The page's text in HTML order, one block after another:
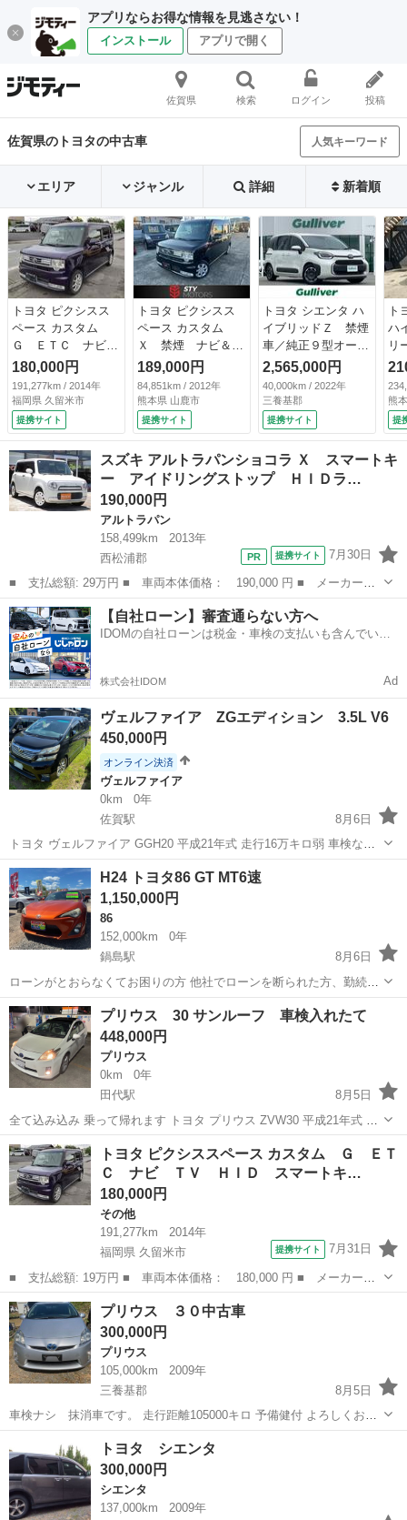
アプリならお得な情報を見逃さない！
インストール アプリで開く
佐賀県 検索 ログイン 投稿
佐賀県のトヨタの中古車 人気キーワード
エリア ジャンル 詳細 新着順
トヨタ ピクシスス
ペース カスタム
Ｇ ＥＴＣ ナビ
ＴＶ ＨＩＤ スマ
ートキー アイドリ
ングストップ 電動
格納ミラー ベンチ
シート ＣＶＴ 盗
難防止システム Ａ
ＢＳ ＣＤ ＤＶＤ
再生 Ｂｌｕｅｔｏ
ｏｔｈ アルミホイ
ール 衝突安全ボデ
ィ （車検整備付）
180,000円
191,277km / 2014年
福岡県 久留米市
提携サイト
トヨタ ピクシスス
ペース カスタム
Ｘ 禁煙 ナビ＆Ｔ
Ｖ ＢＴ キーフリ
ーシステム セキュ
リティアラーム Ｅ
ＴＣ車載器 衝突安
全ボディ インテリ
リング ＡＢＳ パ
ワーウィンドウ エ
アコン Ｗエアバッ
グ 運転席エアバッ
グ （検9.7）
189,000円
84,851km / 2012年
熊本県 山鹿市
提携サイト
トヨタ シエンタ ハ
イブリッドＺ 禁煙
車／純正９型オーデ
ィオ／フルセグＴＶ
／バックカメラ／Ｂ
ＳＭ／両側パワスラ
／ＥＴＣ２．０／レ
ーダークルコン／Ｌ
オートハイビーム／
前後コーナーセンサ
2,565,000円
40,000km / 2022年
三養基郡
提携サイト
ト
ハ
リ
ー
ー
ス
ー
ー
熊
提
スズキ アルトラパンショコラ Ｘ スマートキ
ー アイドリングストップ ＨＩＤラ…
190,000円
アルトラパン
158,499km
2013年
西松浦郡
提携サイト 7月30日
■ 支払総額: 29万円 ■ 車両本体価格： 190,000 円 ■ メーカー
名： スズキ ■ 車種名： アルトラパンショコラ ■ グレード
名： Ｘ スマートキー アイドリングストップ ＨＩＤライト タ
イミングチェーン車 ...
佐賀 西松浦郡 アルトラパン アイドリングストップ
【自社ローン】審査通らない方へ
IDOMの自社ローンは税金・車検の支払いも含んでいる
株式会社IDOM Ad
ヴェルファイア ZGエディション 3.5L V6
450,000円
オンライン決済
ヴェルファイア
0km
0年
佐賀駅
8月6日
トヨタ ヴェルファイア GGH20 平成21年式 走行16万キロ弱 車検なし
3.5Z・Gエディション 走る曲がる止まる問題ありません オイル交換定
期的にされてます ガナドールマフラー カーナビ バックカメラ
Blueto...
佐賀 佐賀市 佐賀駅 ヴェルファイア
H24 トヨタ86 GT MT6速
1,150,000円
86
152,000km
0年
鍋島駅
8月6日
ローンがとおらなくてお困りの方 他社でローンを断られた方、勤続年
数が短い方、 年金受給者の方 などなど今までたくさんの方にご購入頂
き ました。是非一度ご相談ください！ もちろん現金の方も大歓迎で
す！ たくさんの車両...
佐賀 佐賀市 鍋島駅 86
プリウス 30 サンルーフ 車検入れたて
448,000円
プリウス
0km
0年
田代駅
8月5日
全て込み込み 乗って帰れます トヨタ プリウス ZVW30 平成21年式 走
行9万キロ代 使用の為伸びます 車検令和10年8月まで 070 パールホワ
イト 詳細 走る曲がる止まる問題ありません エアコンも冷えます サン
ル...
佐賀 鳥栖市 田代駅 サンルーフ
トヨタ ピクシススペース カスタム Ｇ ＥＴ
Ｃ ナビ ＴＶ ＨＩＤ スマートキ…
180,000円
その他
191,277km
2014年
福岡県 久留米市
提携サイト 7月31日
■ 支払総額: 19万円 ■ 車両本体価格： 180,000 円 ■ メーカー
名： トヨタ ■ 車種名： ピクシススペース ■ グレード名： カ
スタム Ｇ ＥＴＣ ナビ ＴＶ ＨＩＤ スマートキー アイドリ
ングストップ 電...
福岡 久留米市 その他
プリウス ３０中古車
300,000円
プリウス
105,000km
2009年
三養基郡
8月5日
車検ナシ 抹消車です。 走行距離105000キロ 予備健付 よろしくおね
がいします ただいま商談中ですので（少し価格ダウンにて） 購入希望
のかたは メールお願いします。
三養基郡 プリウス
トヨタ シエンタ
300,000円
シエンタ
137,000km
2009年